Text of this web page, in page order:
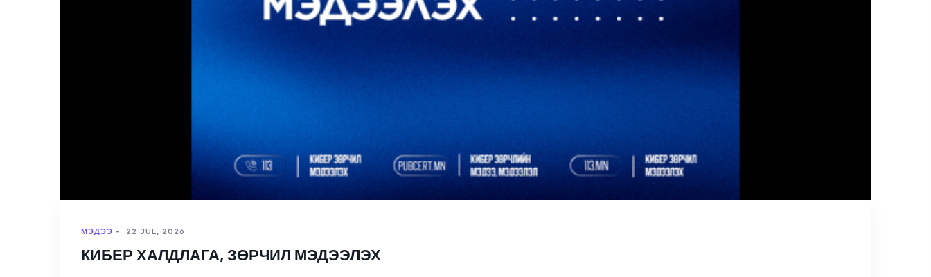
МЭДЭЭ - 22 JUL, 2026
КИБЕР ХАЛДЛАГА, ЗӨРЧИЛ МЭДЭЭЛЭХ